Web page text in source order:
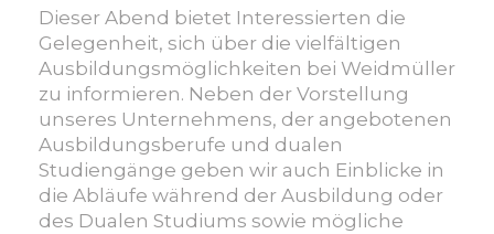
Dieser Abend bietet Interessierten die
Gelegenheit, sich über die vielfältigen
Ausbildungsmöglichkeiten bei Weidmüller
zu informieren. Neben der Vorstellung
unseres Unternehmens, der angebotenen
Ausbildungsberufe und dualen
Studiengänge geben wir auch Einblicke in
die Abläufe während der Ausbildung oder
des Dualen Studiums sowie mögliche